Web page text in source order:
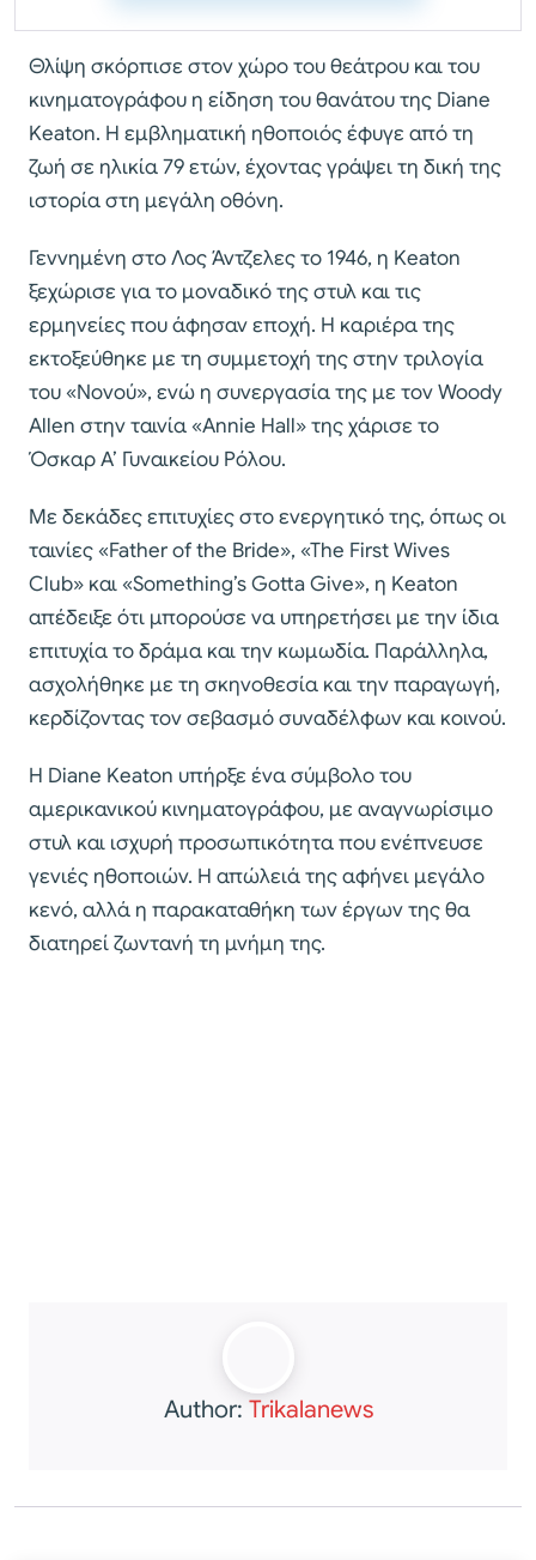
Θλίψη σκόρπισε στον χώρο του θεάτρου και του
κινηματογράφου η είδηση του θανάτου της Diane
Keaton. Η εμβληματική ηθοποιός έφυγε από τη
ζωή σε ηλικία 79 ετών, έχοντας γράψει τη δική της
ιστορία στη μεγάλη οθόνη.
Γεννημένη στο Λος Άντζελες το 1946, η Keaton
ξεχώρισε για το μοναδικό της στυλ και τις
ερμηνείες που άφησαν εποχή. Η καριέρα της
εκτοξεύθηκε με τη συμμετοχή της στην τριλογία
του «Νονού», ενώ η συνεργασία της με τον Woody
Allen στην ταινία «Annie Hall» της χάρισε το
Όσκαρ Α’ Γυναικείου Ρόλου.
Με δεκάδες επιτυχίες στο ενεργητικό της, όπως οι
ταινίες «Father of the Bride», «The First Wives
Club» και «Something’s Gotta Give», η Keaton
απέδειξε ότι μπορούσε να υπηρετήσει με την ίδια
επιτυχία το δράμα και την κωμωδία. Παράλληλα,
ασχολήθηκε με τη σκηνοθεσία και την παραγωγή,
κερδίζοντας τον σεβασμό συναδέλφων και κοινού.
Η Diane Keaton υπήρξε ένα σύμβολο του
αμερικανικού κινηματογράφου, με αναγνωρίσιμο
στυλ και ισχυρή προσωπικότητα που ενέπνευσε
γενιές ηθοποιών. Η απώλειά της αφήνει μεγάλο
κενό, αλλά η παρακαταθήκη των έργων της θα
διατηρεί ζωντανή τη μνήμη της.
Author: Trikalanews